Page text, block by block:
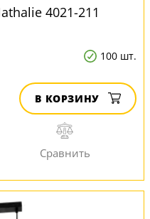
4021-211
100 шт.
В КОРЗИНУ